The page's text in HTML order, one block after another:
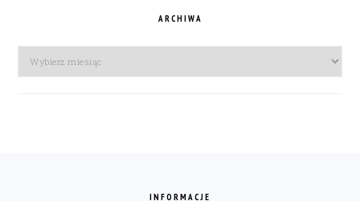
ARCHIWA
Archiwa
INFORMACJE